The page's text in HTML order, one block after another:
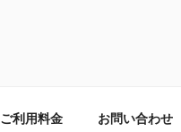
ご利用料金 お問い合わせ